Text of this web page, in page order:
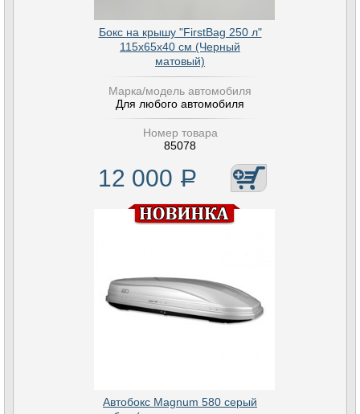
Бокс на крышу "FirstBag 250 л"
115х65х40 см (Черный
матовый)
Марка/модель автомобиля
Для любого автомобиля
Номер товара
85078
12 000 Р
Автобокс Magnum 580 серый